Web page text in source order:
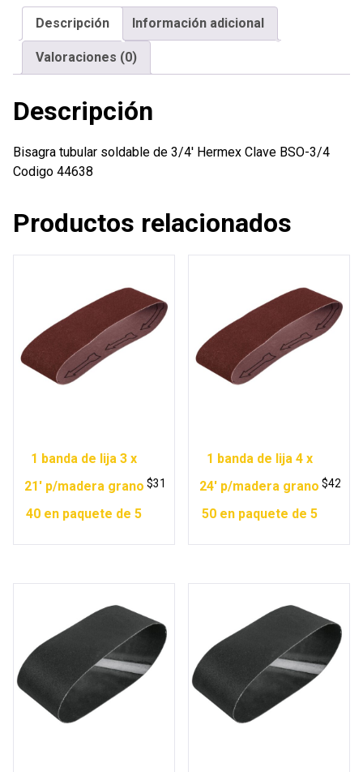
Hermex
cantidad
Descripción Información adicional
Valoraciones (0)
Descripción
Bisagra tubular soldable de 3/4′ Hermex Clave BSO-3/4
Codigo 44638
Productos relacionados
1 banda de lija 3 x
21′ p/madera grano
40 en paquete de 5
$31
1 banda de lija 4 x
24′ p/madera grano
50 en paquete de 5
$42